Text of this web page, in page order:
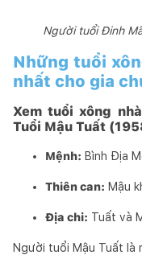
Người tuổi Đinh
Những tuổi
nhất cho gia
Xem tuổi xông
Tuổi Mậu Tuất
Mệnh: Bình Địa
Thiên can: Mậu
Địa chi: Tuất và
Người tuổi Mậu Tuất